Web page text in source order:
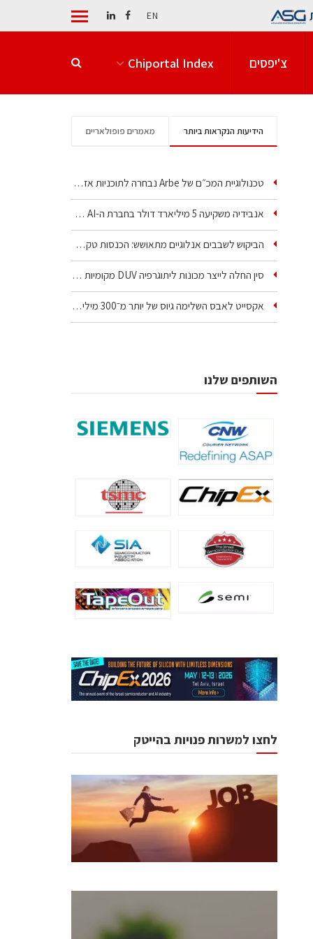
EN
צ'יפסים Chiportal Index
הידיעות הנקראות ביותר מאמרים פופולאריים
טכנולוגיית המכ״ם של Arbe נבחרה לתוכניות אזרחיות וביטחוניות
אנבידיה משקיעה 5 מיליארד דולר בחברת ה-AI של איליה סוצקבר
הביקוש לשבבים אנלוגיים מתאושש: הכנסות טקסס…
סין החלה לייצר מכונות ליתוגרפיה DUV מקומיות בטבילה
אקסייט לאבס השלימה גיוס של יותר מ־300 מיליון דולר…
השותפים שלנו
לחצו למשרות פנויות בהייטק